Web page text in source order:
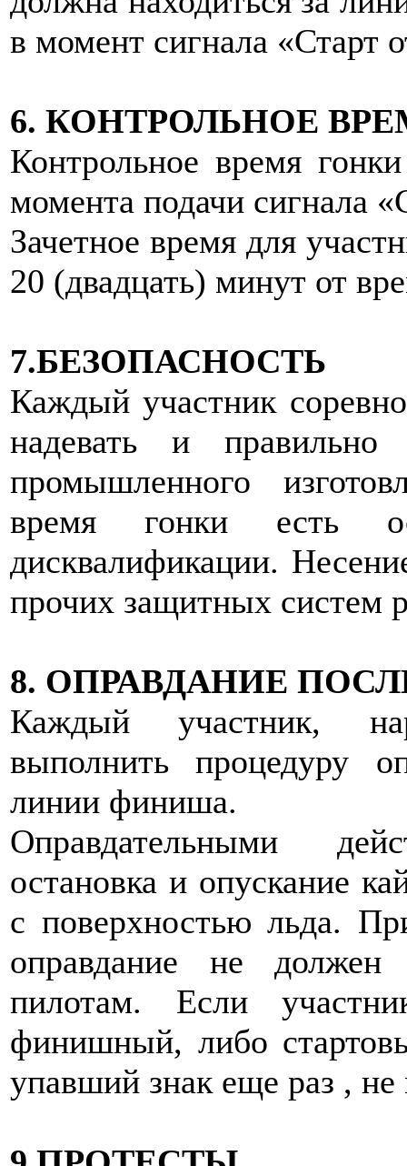
в момент сигнала «Старт
6. КОНТРОЛЬНОЕ
Контрольное время
момента подачи сигнала
Зачетное время для
20 (двадцать) минут от
7.БЕЗОПАСНОСТЬ
Каждый участник
надевать и правильно
промышленного
время гонки есть
дисквалификации.
прочих защитных систем
8. ОПРАВДАНИЕ
Каждый участник,
выполнить процедуру
линии финиша.
Оправдательными
остановка и опускание
с поверхностью льда.
оправдание не должен
пилотам. Если
финишный, либо
упавший знак еще раз ,